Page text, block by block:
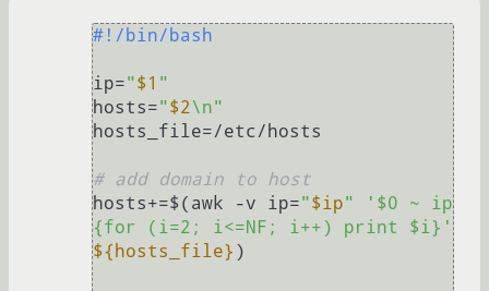
#!/bin/bash
ip="$1 "
hosts="$2\n"
hosts_file=/etc/hosts
# add domain to host
hosts+=$(awk -v ip="$ip"
'$0 ~ ip
{for (i=2; i<=NF; i++) print $i}'
${hosts_file} )